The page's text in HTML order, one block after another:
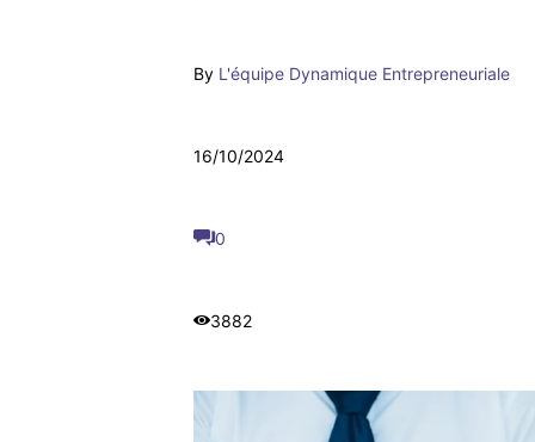
By L'équipe Dynamique Entrepreneuriale
16/10/2024
0
3882